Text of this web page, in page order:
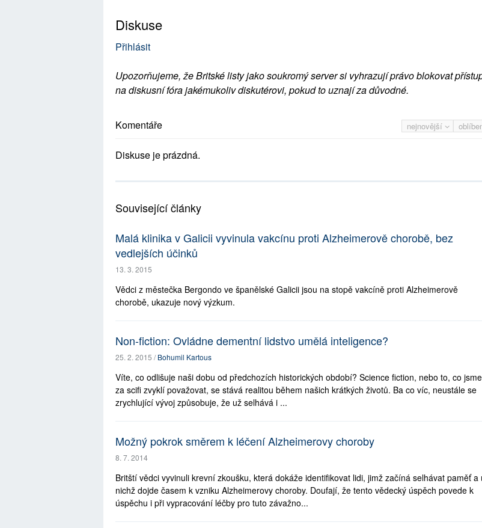
Diskuse
Přihlásit
Upozorňujeme, že Britské listy jako soukromý server si vyhrazují právo blokovat
na diskusní fóra jakémukoliv diskutérovi, pokud to uznají za důvodné.
nejnovější
Komentáře
Diskuse je prázdná.
Související články
Malá klinika v Galicii vyvinula vakcínu proti Alzheimerově chorobě, bez
vedlejších účinků
13. 3. 2015
Vědci z městečka Bergondo ve španělské Galicii jsou na stopě vakcíně proti Alzheimerově
chorobě, ukazuje nový výzkum.
Non-fiction: Ovládne dementní lidstvo umělá inteligence?
25. 2. 2015 /Bohumil Kartous
Víte, co odlišuje naši dobu od předchozích historických období? Science fiction, nebo to, co jsme
za scifi zvyklí považovat, se stává realitou během našich krátkých životů. Ba co víc, neustále se
zrychlující vývoj způsobuje, že už selhává i ...
Možný pokrok směrem k léčení Alzheimerovy choroby
8. 7. 2014
Britští vědci vyvinuli krevní zkoušku, která dokáže identifikovat lidi, jimž začíná selhávat paměť a
nichž dojde časem k vzniku Alzheimerovy choroby. Doufají, že tento vědecký úspěch povede k
úspěchu i při vypracování léčby pro tuto závažno...